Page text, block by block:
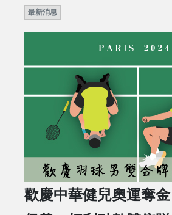
最新消息
歡慶中華健兒奧運奪